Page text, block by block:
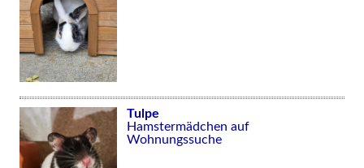
Tulpe
Hamstermädchen auf
Wohnungssuche